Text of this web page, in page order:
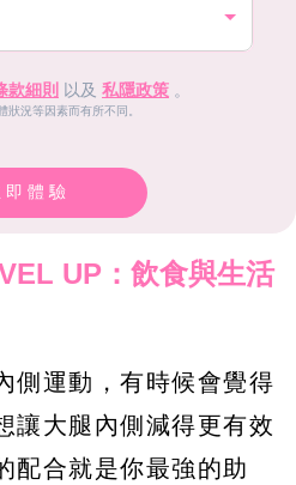
款細則 以及 私隱政策 。
況等因素而有所不同。
即體驗
UP：飲食與生活
側運動，有時候會覺得
讓大腿內側減得更有效
配合就是你最強的助